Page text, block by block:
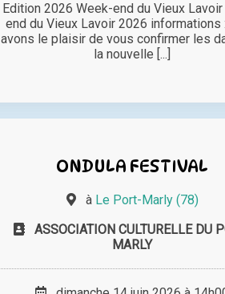
Edition 2026 Week-end du Vieux
end du Vieux Lavoir 2026 informations
avons le plaisir de vous confirmer les
la nouvelle [...]
ONDULA FESTIVAL
à Le Port-Marly (78)
ASSOCIATION CULTURELLE DU
MARLY